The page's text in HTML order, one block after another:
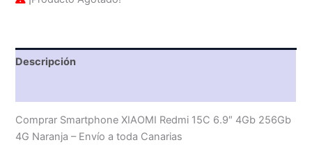
Descripción
Comprar Smartphone XIAOMI Redmi 15C 6.9″ 4Gb 256Gb
4G Naranja – Envío a toda Canarias